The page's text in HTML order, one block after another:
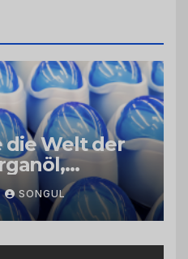
die Welt der
und
von
Anbietern
SONGUL